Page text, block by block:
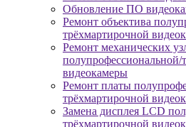
Обновление ПО
Ремонт объектива
трёхмартирочной
Ремонт механических
полупрофессиональной/
видеокамеры
Ремонт платы
трёхмартирочной
Замена дисплея LCD
трёхмартирочной